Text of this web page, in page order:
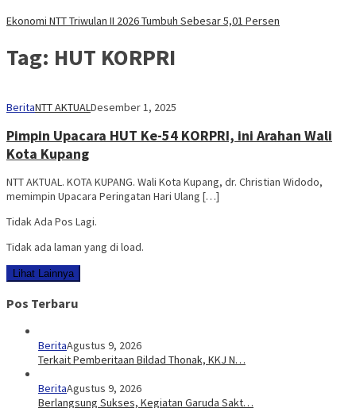
Ekonomi NTT Triwulan II 2026 Tumbuh Sebesar 5,01 Persen
Tag: HUT KORPRI
BeritaNTT AKTUALDesember 1, 2025
Pimpin Upacara HUT Ke-54 KORPRI, ini Arahan Wali
Kota Kupang
NTT AKTUAL. KOTA KUPANG. Wali Kota Kupang, dr. Christian Widodo,
memimpin Upacara Peringatan Hari Ulang […]
Tidak Ada Pos Lagi.
Tidak ada laman yang di load.
Lihat Lainnya
Pos Terbaru
BeritaAgustus 9, 2026
Terkait Pemberitaan Bildad Thonak, KKJ N…
BeritaAgustus 9, 2026
Berlangsung Sukses, Kegiatan Garuda Sakt…